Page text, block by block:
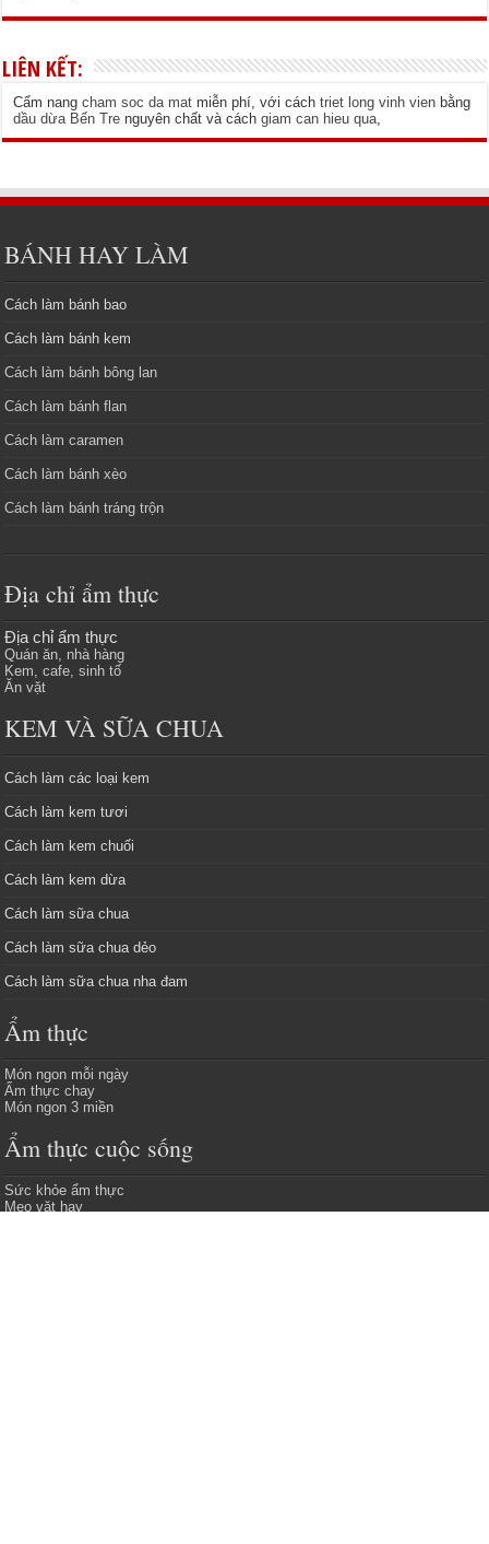
LIÊN KẾT:
Cẩm nangcham soc da mat miễn phí, với cáchtriet long vinh vien bằng
dầu dừa Bến Tre nguyên chất và cáchgiam can hieu qua,
BÁNH HAY LÀM
Cách làm bánh bao
Cách làm bánh kem
Cách làm bánh bông lan
Cách làm bánh flan
Cách làm caramen
Cách làm bánh xèo
Cách làm bánh tráng trộn
Địa chỉ ẩm thực
Địa chỉ ẩm thực
Quán ăn, nhà hàng
Kem, cafe, sinh tố
Ăn vặt
KEM VÀ SỮA CHUA
Cách làm các loại kem
Cách làm kem tươi
Cách làm kem chuối
Cách làm kem dừa
Cách làm sữa chua
Cách làm sữa chua dẻo
Cách làm sữa chua nha đam
Ẩm thực
Món ngon mỗi ngày
Ẩm thực chay
Món ngon 3 miền
Ẩm thực cuộc sống
Sức khỏe ẩm thực
Mẹo vặt hay